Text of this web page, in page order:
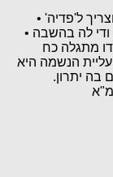
ל'פדיה' •
לה בהשבה •
מתגלה כח
הנשמה היא
בה יתרון.